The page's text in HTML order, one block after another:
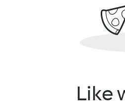
Like